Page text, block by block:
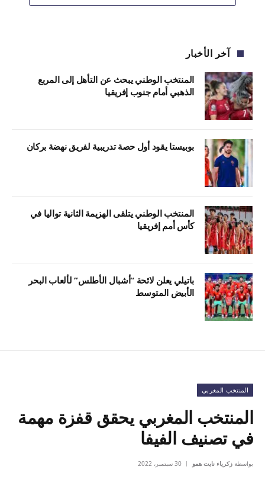
آخر الأخبار
المنتخب الوطني يبحث عن التأهل إلى المربع
الذهبي أمام جنوب إفريقيا
بوبيستا يقود أول حصة تدريبية لفريق نهضة بركان
المنتخب الوطني يتلقى الهزيمة الثانية تواليا في
كأس أمم إفريقيا
باتيلي يعلن لائحة “أشبال الأطلس” لألعاب البحر
الأبيض المتوسط
المنتخب المغربي
المنتخب المغربي يحقق قفزة مهمة
في تصنيف الفيفا
بواسطة زكرياء نايت همو 30 سبتمبر، 2022